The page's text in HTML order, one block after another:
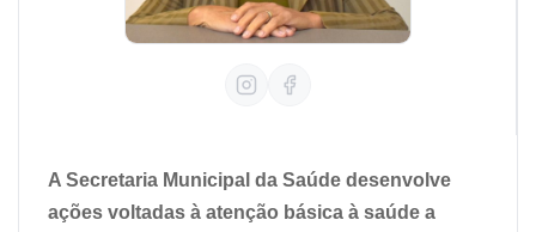
A Secretaria Municipal da Saúde desenvolve
ações voltadas à atenção básica à saúde a